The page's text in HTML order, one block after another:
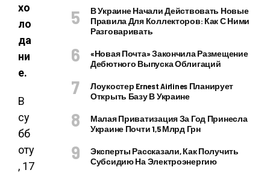
хо
ло
да
ни
е.
В
су
бб
оту
, 17
В Украине Начали Действовать Новые
Правила Для Коллекторов: Как С Ними
Разговаривать
«Новая Почта» Закончила Размещение
Дебютного Выпуска Облигаций
Лоукостер Ernest Airlines Планирует
Открыть Базу В Украине
Малая Приватизация За Год Принесла
Украине Почти 1,5 Млрд Грн
Эксперты Рассказали, Как Получить
Субсидию На Электроэнергию